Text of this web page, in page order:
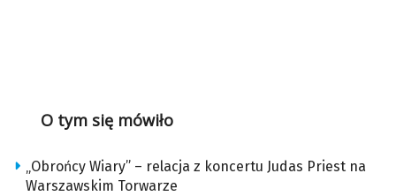
O tym się mówiło
„Obrońcy Wiary” – relacja z koncertu Judas Priest na
Warszawskim Torwarze